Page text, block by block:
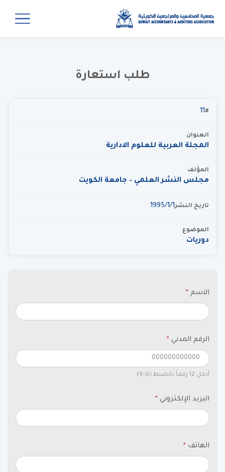
طلب استعارة
#
11
العنوان
المجلة العربية للعلوم الادارية
المؤلف
مجلس النشر العلمي – جامعة الكويت
تاريخ النشر1‏‏/1‏‏/1995
الموضوع
دوريات
الاسم *
الرقم المدني *
أدخل 12 رقماً بالضبط (0–9)
البريد الإلكتروني *
الهاتف *